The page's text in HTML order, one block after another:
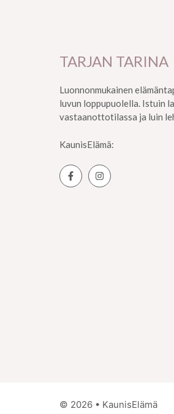
TARJAN TARINA
Luonnonmukainen
luvun loppupuolella. Istuin
vastaanottotilassa ja luin
KaunisElämä:
© 2026 • KaunisElämä